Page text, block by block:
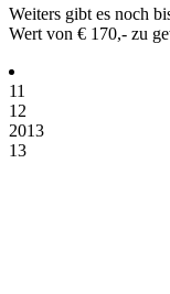
Weiters gibt es noch
Wert von € 170,- zu
11
12
2013
13